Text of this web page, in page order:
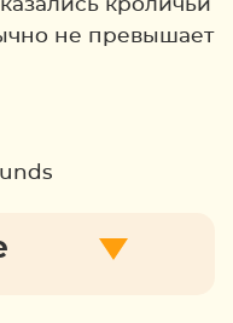
кроличьи
не превышает